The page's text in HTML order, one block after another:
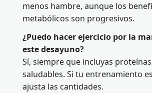
menos hambre, aunque los
metabólicos son progresivos.
¿Puedo hacer ejercicio por la
este desayuno?
Sí, siempre que incluyas
saludables. Si tu entrenamiento
ajusta las cantidades.